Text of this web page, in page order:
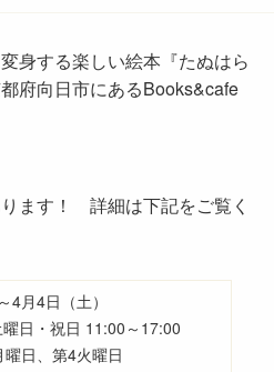
身する楽しい絵本『たぬはら
府向日市にあるBooks&cafe
ます！ 詳細は下記をご覧く
4月4日（土）
日・祝日 11:00～17:00
曜日、第4火曜日